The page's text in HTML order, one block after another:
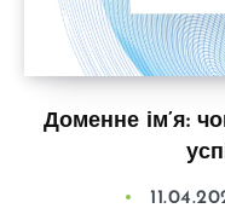
Доменне ім’я: